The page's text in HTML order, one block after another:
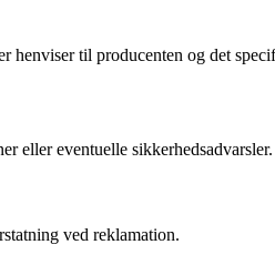
henviser til producenten og det
eller eventuelle sikkerhedsadvarsler.
ved reklamation.